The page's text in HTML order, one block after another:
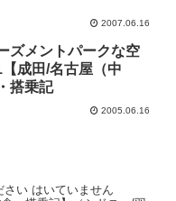
2007.06.16
ズメントパークな空
成田/名古屋（中
搭乗記
2005.06.16
さい はいていません